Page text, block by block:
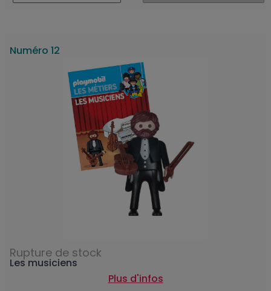
Numéro 12
Rupture de stock
Les musiciens
Plus d'infos